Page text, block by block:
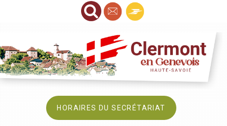
HORAIRES DU SECRÉTARIAT